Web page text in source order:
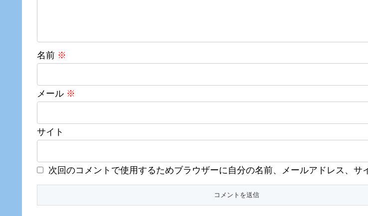
名前 ※
メール ※
サイト
次回のコメントで使用するためブラウザーに自分の名前、メールアドレス、サ